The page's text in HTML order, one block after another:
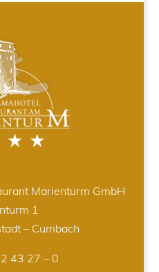
Marienturm GmbH
1
– Cumbach
43 27 – 0